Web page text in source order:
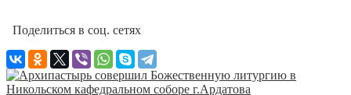
Поделиться в соц. сетях